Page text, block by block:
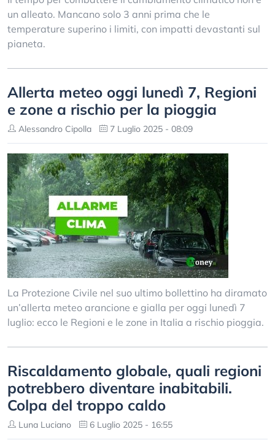
un alleato. Mancano solo 3 anni prima che le
temperature superino i limiti, con impatti devastanti sul
pianeta.
Allerta meteo oggi lunedì 7, Regioni
e zone a rischio per la pioggia
Alessandro Cipolla 7 Luglio 2025 - 08:09
La Protezione Civile nel suo ultimo bollettino ha diramato
un’allerta meteo arancione e gialla per oggi lunedì 7
luglio: ecco le Regioni e le zone in Italia a rischio pioggia.
Riscaldamento globale, quali regioni
potrebbero diventare inabitabili.
Colpa del troppo caldo
Luna Luciano 6 Luglio 2025 - 16:55